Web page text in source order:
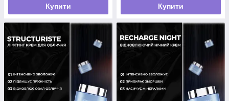
Купити Купити